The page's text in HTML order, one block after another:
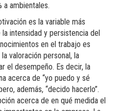
a ambientales.
es la variable más
intensidad y persistencia del
en el trabajo es
valoración personal, la
el desempeño. Es decir, la
acerca de “yo puedo y sé
además, “decido hacerlo”.
acerca de en qué medida el